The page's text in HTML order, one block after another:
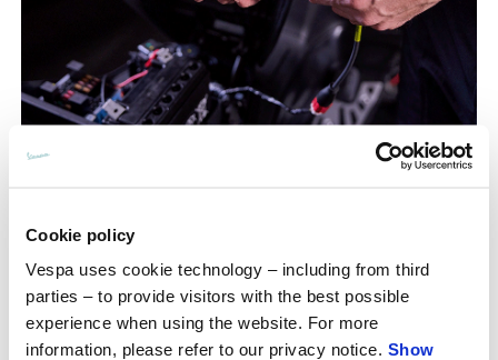
Cookie policy
Vespa uses cookie technology – including from third
parties – to provide visitors with the best possible
experience when using the website. For more
information, please refer to our privacy notice. Show
As melhores peças são as tuas
Qualquer trabalho levado a cabo pelos centros de serviço
da, é feito com peças originais. Isto significa que elas foram
desenvolvidas e testadas para os veículos, e são imbatíveis